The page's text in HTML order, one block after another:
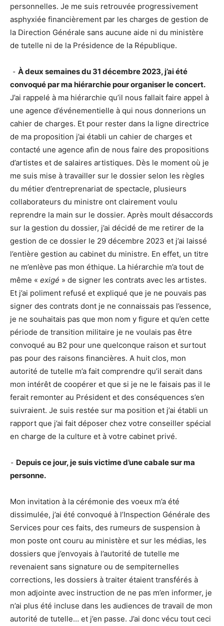
personnelles. Je me suis retrouvée progressivement
asphyxiée financièrement par les charges de gestion de
la Direction Générale sans aucune aide ni du ministère
de tutelle ni de la Présidence de la République.
⁃ À deux semaines du 31 décembre 2023, j’ai été
convoqué par ma hiérarchie pour organiser le concert.
J’ai rappelé à ma hiérarchie qu’il nous fallait faire appel à
une agence d’événementielle à qui nous donnerions un
cahier de charges. Et pour rester dans la ligne directrice
de ma proposition j’ai établi un cahier de charges et
contacté une agence afin de nous faire des propositions
d’artistes et de salaires artistiques. Dès le moment où je
me suis mise à travailler sur le dossier selon les règles
du métier d’entreprenariat de spectacle, plusieurs
collaborateurs du ministre ont clairement voulu
reprendre la main sur le dossier. Après moult désaccords
sur la gestion du dossier, j’ai décidé de me retirer de la
gestion de ce dossier le 29 décembre 2023 et j’ai laissé
l’entière gestion au cabinet du ministre. En effet, un titre
ne m’enlève pas mon éthique. La hiérarchie m’a tout de
même « exigé » de signer les contrats avec les artistes.
Et j’ai poliment refusé et expliqué que je ne pouvais pas
signer des contrats dont je ne connaissais pas l’essence,
je ne souhaitais pas que mon nom y figure et qu’en cette
période de transition militaire je ne voulais pas être
convoqué au B2 pour une quelconque raison et surtout
pas pour des raisons financières. A huit clos, mon
autorité de tutelle m’a fait comprendre qu’il serait dans
mon intérêt de coopérer et que si je ne le faisais pas il le
ferait remonter au Président et des conséquences s’en
suivraient. Je suis restée sur ma position et j’ai établi un
rapport que j’ai fait déposer chez votre conseiller spécial
en charge de la culture et à votre cabinet privé.
⁃ Depuis ce jour, je suis victime d’une cabale sur ma
personne.
Mon invitation à la cérémonie des voeux m’a été
dissimulée, j’ai été convoqué à l’Inspection Générale des
Services pour ces faits, des rumeurs de suspension à
mon poste ont couru au ministère et sur les médias, les
dossiers que j’envoyais à l’autorité de tutelle me
revenaient sans signature ou de sempiternelles
corrections, les dossiers à traiter étaient transférés à
mon adjointe avec instruction de ne pas m’en informer, je
n’ai plus été incluse dans les audiences de travail de mon
autorité de tutelle… et j’en passe. J’ai donc vécu tout ceci